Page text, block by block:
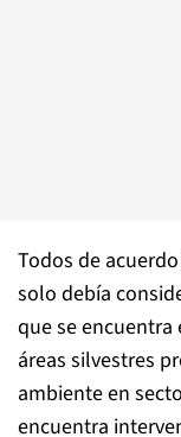
Todos de
solo debía
que se encuentra
áreas silvestres
ambiente en
encuentra